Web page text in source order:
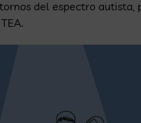
del espectro